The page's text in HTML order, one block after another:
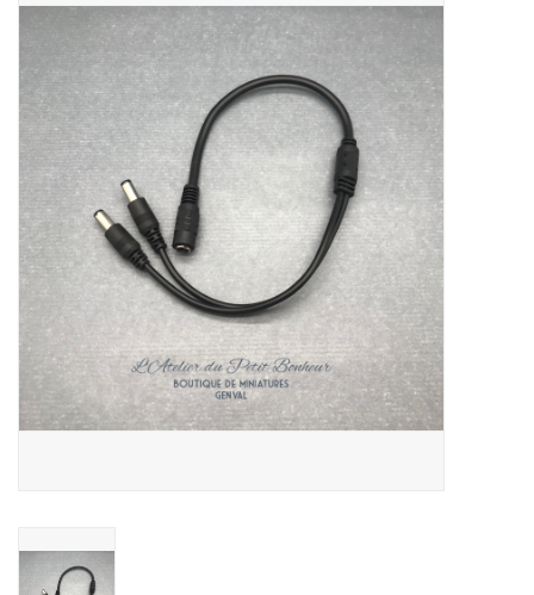
Pièces uniques & objets de
collection
1/48ème
Fournitures bricolage
Bois
Noël
1/24ème